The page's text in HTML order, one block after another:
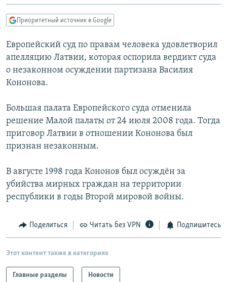
главной
навигации
Вернутся
поиску
IDEL.РЕАЛИИ
КАВКАЗ.РЕАЛИИ
СЕВЕР.РЕАЛИИ
СИБИРЬ.РЕАЛИИ
ПОДПИШИТЕСЬ НА РАССЫЛКУ
СОЦИАЛЬНЫЕ СЕТИ
Приоритетный источник в Google
Европейский суд по правам человека удовлетворил
апелляцию Латвии, которая оспорила вердикт суда
о незаконном осуждении партизана Василия
Кононова.
Большая палата Европейского суда отменила
решение Малой палаты от 24 июля 2008 года. Тогда
приговор Латвии в отношении Кононова был
признан незаконным.
В августе 1998 года Кононов был осуждён за
убийства мирных граждан на территории
республики в годы Второй мировой войны.
Поделиться Читать без VPN Подпишитесь
Этот контент также в категориях
Главные разделы Новости